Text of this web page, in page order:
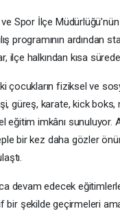
ve Spor İlçe
programının ardından
ilçe halkından kısa
çocukların fiziksel ve
güreş, karate, kick
imkânı sunuluyor.
bir kez daha gözler
devam edecek
bir şekilde geçirmeleri